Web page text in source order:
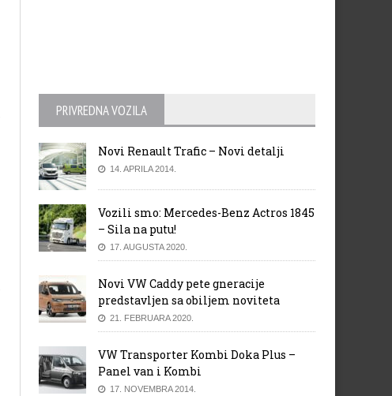
PRIVREDNA VOZILA
Novi Renault Trafic – Novi detalji
14. APRILA 2014.
Vozili smo: Mercedes-Benz Actros 1845
– Sila na putu!
17. AUGUSTA 2020.
Novi VW Caddy pete gneracije
predstavljen sa obiljem noviteta
21. FEBRUARA 2020.
VW Transporter Kombi Doka Plus –
Panel van i Kombi
17. NOVEMBRA 2014.